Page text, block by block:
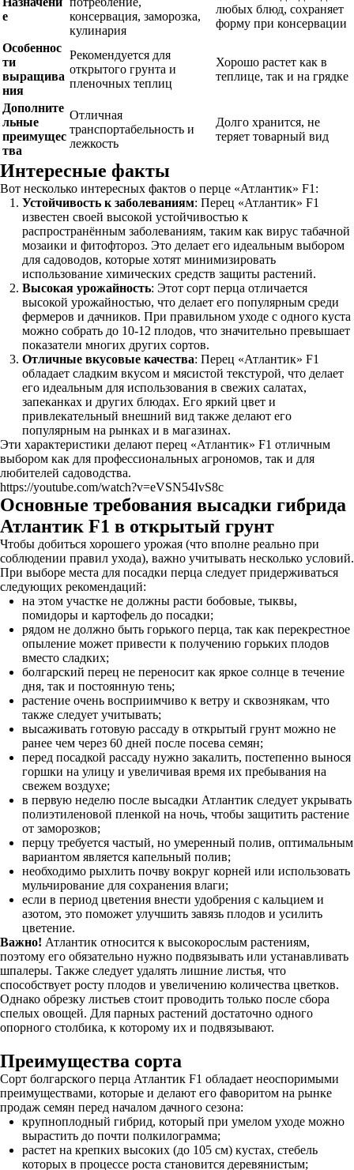
е
консервация, заморозка,
кулинария
любых блюд, сохраняет
форму при консервации
Особеннос
ти
выращива
ния
Рекомендуется для
открытого грунта и
пленочных теплиц
Хорошо растет как в
теплице, так и на грядке
Дополните
льные
преимущес
тва
Отличная
транспортабельность и
лежкость
Долго хранится, не
теряет товарный вид
Интересные факты
Вот несколько интересных фактов о перце «Атлантик» F1:
Устойчивость к заболеваниям: Перец «Атлантик» F1
известен своей высокой устойчивостью к
распространённым заболеваниям, таким как вирус табачной
мозаики и фитофтороз. Это делает его идеальным выбором
для садоводов, которые хотят минимизировать
использование химических средств защиты растений.
Высокая урожайность: Этот сорт перца отличается
высокой урожайностью, что делает его популярным среди
фермеров и дачников. При правильном уходе с одного куста
можно собрать до 10-12 плодов, что значительно превышает
показатели многих других сортов.
Отличные вкусовые качества: Перец «Атлантик» F1
обладает сладким вкусом и мясистой текстурой, что делает
его идеальным для использования в свежих салатах,
запеканках и других блюдах. Его яркий цвет и
привлекательный внешний вид также делают его
популярным на рынках и в магазинах.
Эти характеристики делают перец «Атлантик» F1 отличным
выбором как для профессиональных агрономов, так и для
любителей садоводства.
https://youtube.com/watch?v=eVSN54IvS8c
Основные требования высадки гибрида
Атлантик F1 в открытый грунт
Чтобы добиться хорошего урожая (что вполне реально при
соблюдении правил ухода), важно учитывать несколько условий.
При выборе места для посадки перца следует придерживаться
следующих рекомендаций:
на этом участке не должны расти бобовые, тыквы,
помидоры и картофель до посадки;
рядом не должно быть горького перца, так как перекрестное
опыление может привести к получению горьких плодов
вместо сладких;
болгарский перец не переносит как яркое солнце в течение
дня, так и постоянную тень;
растение очень восприимчиво к ветру и сквознякам, что
также следует учитывать;
высаживать готовую рассаду в открытый грунт можно не
ранее чем через 60 дней после посева семян;
перед посадкой рассаду нужно закалить, постепенно вынося
горшки на улицу и увеличивая время их пребывания на
свежем воздухе;
в первую неделю после высадки Атлантик следует укрывать
полиэтиленовой пленкой на ночь, чтобы защитить растение
от заморозков;
перцу требуется частый, но умеренный полив, оптимальным
вариантом является капельный полив;
необходимо рыхлить почву вокруг корней или использовать
мульчирование для сохранения влаги;
если в период цветения внести удобрения с кальцием и
азотом, это поможет улучшить завязь плодов и усилить
цветение.
Важно! Атлантик относится к высокорослым растениям,
поэтому его обязательно нужно подвязывать или устанавливать
шпалеры. Также следует удалять лишние листья, что
способствует росту плодов и увеличению количества цветков.
Однако обрезку листьев стоит проводить только после сбора
спелых овощей. Для парных растений достаточно одного
опорного столбика, к которому их и подвязывают.
Преимущества сорта
Сорт болгарского перца Атлантик F1 обладает неоспоримыми
преимуществами, которые и делают его фаворитом на рынке
продаж семян перед началом дачного сезона:
крупноплодный гибрид, который при умелом уходе можно
вырастить до почти полкилограмма;
растет на крепких высоких (до 105 см) кустах, стебель
которых в процессе роста становится деревянистым;